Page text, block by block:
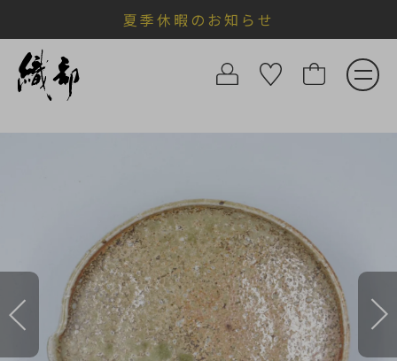
夏季休暇のお知らせ